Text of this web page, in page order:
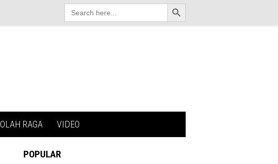
Search
for:
Search Button
OLAH RAGA VIDEO
POPULAR